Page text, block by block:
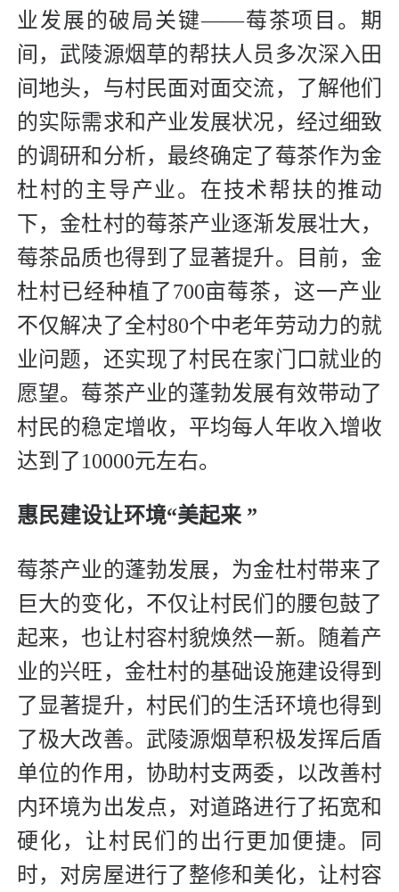
业发展的破局关键——莓茶项目。期
间，武陵源烟草的帮扶人员多次深入田
间地头，与村民面对面交流，了解他们
的实际需求和产业发展状况，经过细致
的调研和分析，最终确定了莓茶作为金
杜村的主导产业。在技术帮扶的推动
下，金杜村的莓茶产业逐渐发展壮大，
莓茶品质也得到了显著提升。目前，金
杜村已经种植了700亩莓茶，这一产业
不仅解决了全村80个中老年劳动力的就
业问题，还实现了村民在家门口就业的
愿望。莓茶产业的蓬勃发展有效带动了
村民的稳定增收，平均每人年收入增收
达到了10000元左右。
惠民建设让环境“美起来 ”
莓茶产业的蓬勃发展，为金杜村带来了
巨大的变化，不仅让村民们的腰包鼓了
起来，也让村容村貌焕然一新。随着产
业的兴旺，金杜村的基础设施建设得到
了显著提升，村民们的生活环境也得到
了极大改善。武陵源烟草积极发挥后盾
单位的作用，协助村支两委，以改善村
内环境为出发点，对道路进行了拓宽和
硬化，让村民们的出行更加便捷。同
时，对房屋进行了整修和美化，让村容